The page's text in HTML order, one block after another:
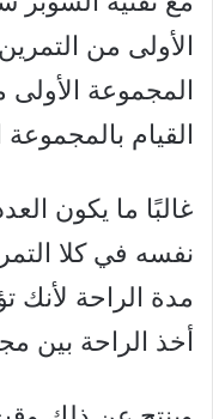
الأولى من
المجموعة الأولى
القيام بالمجموعة
غالبًا ما يكون
نفسه في كلا
مدة الراحة لأنك
أخذ الراحة بين